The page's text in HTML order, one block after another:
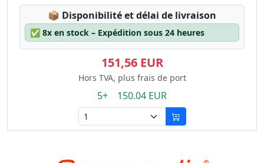
📦 Lagerstatus:
Disponibilité et délai de livraison
✅ 8x en stock – Expédition sous 24 heures
151,56 EUR
Hors TVA, plus frais de port
5+ 150.04 EUR